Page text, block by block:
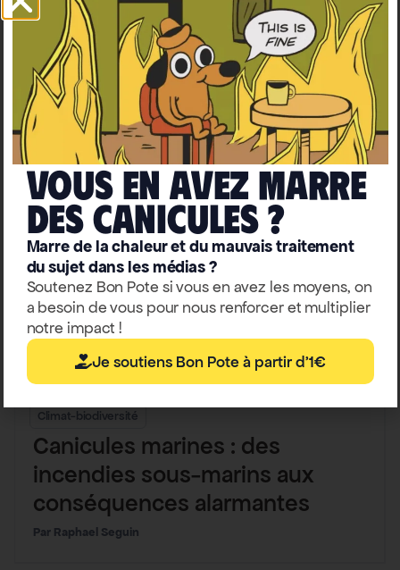
Les aires marines protégées :
comment réellement protéger
l’océan ?
Raphael Seguin
Climat-biodiversité
Canicules marines : des
incendies sous-marins aux
conséquences alarmantes
Raphael Seguin
Vous en avez marre
deS caniculeS ?
Marre de la chaleur et du mauvais traitement
du sujet dans les médias ?
Soutenez Bon Pote si vous en avez les moyens, on
a besoin de vous pour nous renforcer et multiplier
notre impact !
Je soutiens Bon Pote à partir d'1€